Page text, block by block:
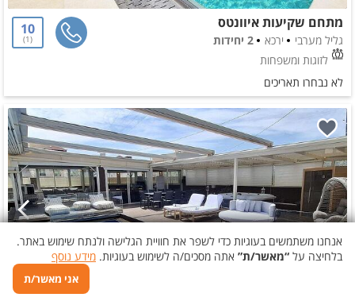
אנחנו משתמשים בעוגיות כדי לשפר את חוויית הגלישה ולנתח שימוש באתר.
בלחיצה על “מאשר/ת” אתה מסכים/ה לשימוש בעוגיות. מידע נוסף
אני מאשר/ת
מתחם שקיעות איוונטס
גליל מערבי ירכא
2 יחידות
לזוגות ומשפחות
10
1
לא נבחרו תאריכים